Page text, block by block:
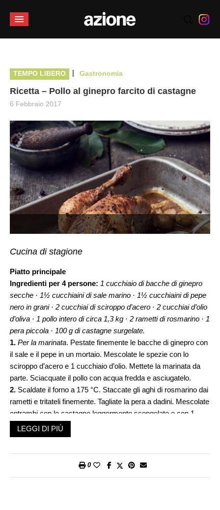
TEMPO LIBERO | Gastronomia
Ricetta – Pollo al ginepro farcito di castagne
6 Febbraio 2017
Cucina di stagione
Piatto principale
Ingredienti per 4 persone: 1 cucchiaio di bacche di ginepro
secche · 1½ cucchiaini di sale marino · 1½ cucchiaini di pepe
nero in grani · 2 cucchiai di sciroppo d’acero · 2 cucchiai d’olio
d’oliva · 1 pollo intero di circa 1,3 kg · 2 rametti di rosmarino · 1
pera piccola · 100 g di castagne surgelate.
1. Per la marinata. Pestate finemente le bacche di ginepro con
il sale e il pepe in un mortaio. Mescolate le spezie con lo
sciroppo d’acero e 1 cucchiaio d’olio. Mettete la marinata da
parte. Sciacquate il pollo con acqua fredda e asciugatelo.
2. Scaldate il forno a 175 °C. Staccate gli aghi di rosmarino dai
rametti e tritateli finemente. Tagliate la pera a dadini. Mescolate
entrambi con le castagne leggermente scongelate e con 1
cucchiaino di marinata. Farcite il pollo con le castagne e
sigillatelo con spago da cucina.
teglia e spennellatelo bene con la marinata rimasta. Cuocetelo
LEGGI DI PIÙ
0